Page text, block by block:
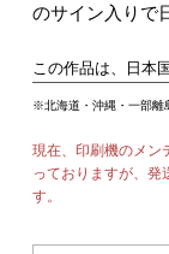
のサイン入りで
この作品は、日本
※北海道・沖縄・一部離
現在、印刷機のメン
っておりますが、発
す。